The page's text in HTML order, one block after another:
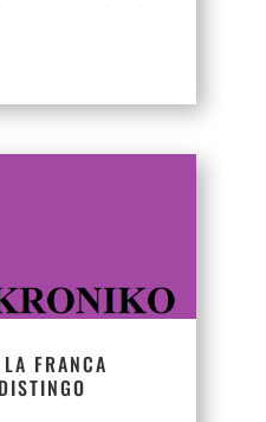
FRANCA